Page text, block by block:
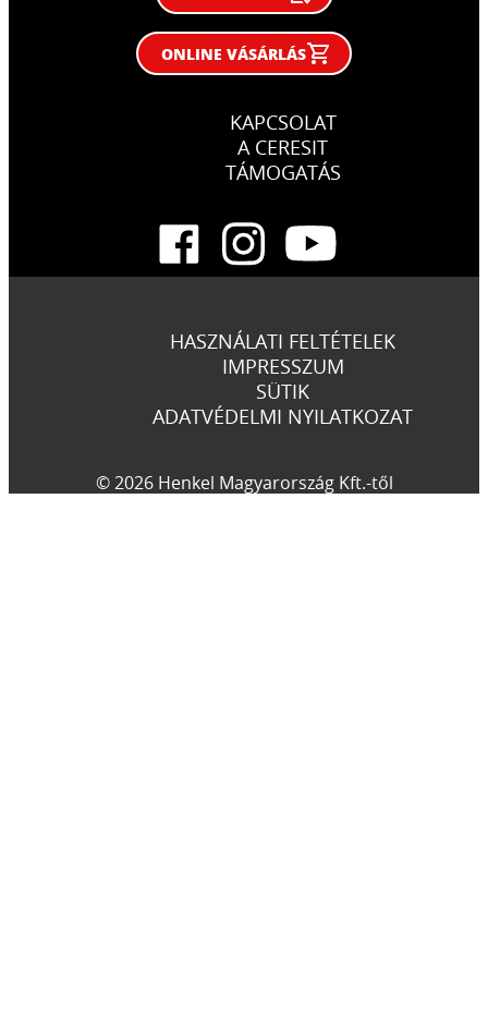
ONLINE VÁSÁRLÁS
KAPCSOLAT
A CERESIT
TÁMOGATÁS
HASZNÁLATI FELTÉTELEK
IMPRESSZUM
SÜTIK
ADATVÉDELMI NYILATKOZAT
© 2026 Henkel Magyarország Kft.-től